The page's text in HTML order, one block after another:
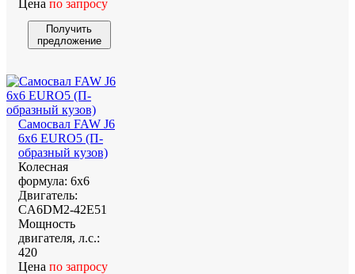
Цена по запросу
Получить
предложение
Самосвал FAW J6
6х6 EURO5 (П-
образный кузов)
Колесная
формула: 6х6
Двигатель:
CA6DM2-42E51
Мощность
двигателя, л.с.:
420
Цена по запросу